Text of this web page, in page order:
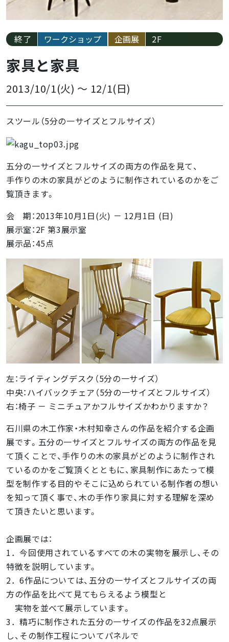
終了 ワークショップ 企画展 2F
家具と家具
2013/10/1(火) ～ 12/1(日)
スツール（5分の一サイズとフルサイズ）
五分の一サイズとフルサイズの両方の作品を見て、
手作りの木の家具がどのように制作されているのかをご
覧頂きます。
会 期：2013年10月1日(火) － 12月1日 (日)
展示室：2F 第3展示室
展示品：45点
左：ライティングデスク（5分の一サイズ）
中央：ハイバックチェア（5分の一サイズとフルサイズ）
右：椅子 － ミニチュアかフルサイズかわかりますか？
石川県の木工作家・木村知幸さんの作品を紹介する企画
展です。五分の一サイズとフルサイズの両方の作品を見
て頂くことで、手作りの木の家具がどのように制作され
ているのかをご覧頂くとともに、家具制作にあたって模
型を制作する目的やそこに込められている制作者の想い
を知って頂く事で、木の手作り家具に対する理解を深め
て頂きたいと思います。
企画展では：
1．今回使用されているすべての木の実物を展示し、その
特徴を説明しています。
2．6作品については、五分の一サイズとフルサイズの両
方の作品を比べて見てもらえるよう模型と
実物を並べて展示しています。
3．精巧に制作された五分の一サイズの作品を32点展示
し、その制作工程についてパネルで